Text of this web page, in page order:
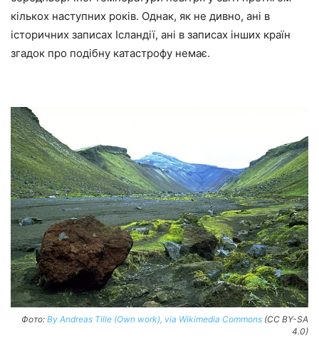
кількох наступних років. Однак, як не дивно, ані в
історичних записах Ісландії, ані в записах інших країн
згадок про подібну катастрофу немає.
Фото: By Andreas Tille (Own work), via Wikimedia Commons (CC BY-SA
4.0)